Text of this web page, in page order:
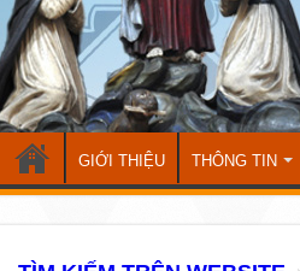
GIỚI THIỆU THÔNG TIN